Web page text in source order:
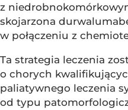
z
skojarzona
w połączeniu z
Ta strategia leczenia
o chorych
paliatywnego leczenia
od typu